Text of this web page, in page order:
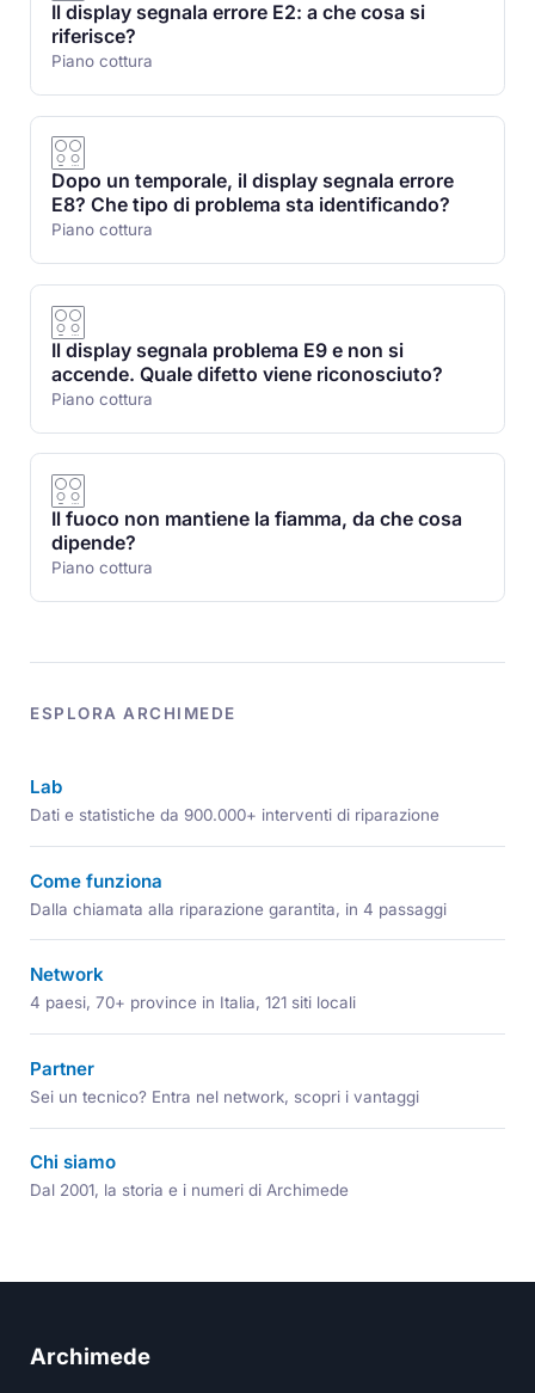
Il display segnala errore E2: a che cosa si
riferisce?
Piano cottura
Dopo un temporale, il display segnala errore
E8? Che tipo di problema sta identificando?
Piano cottura
Il display segnala problema E9 e non si
accende. Quale difetto viene riconosciuto?
Piano cottura
Il fuoco non mantiene la fiamma, da che cosa
dipende?
Piano cottura
ESPLORA ARCHIMEDE
Lab
Dati e statistiche da 900.000+ interventi di riparazione
Come funziona
Dalla chiamata alla riparazione garantita, in 4 passaggi
Network
4 paesi, 70+ province in Italia, 121 siti locali
Partner
Sei un tecnico? Entra nel network, scopri i vantaggi
Chi siamo
Dal 2001, la storia e i numeri di Archimede
Archimede